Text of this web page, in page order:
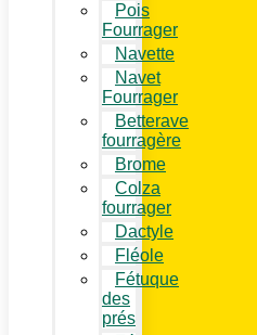
Pois
Fourrager
Navette
Navet
Fourrager
Betterave
fourragère
Brome
Colza
fourrager
Dactyle
Fléole
Fétuque
des
prés